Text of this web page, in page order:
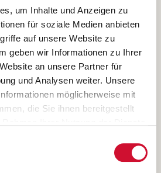
um Inhalte und Anzeigen zu
für soziale Medien anbieten
auf unsere Website zu
geben wir Informationen zu Ihrer
an unsere Partner für
und Analysen weiter. Unsere
möglicherweise mit
die Sie ihnen bereitgestellt
zulassen“ klicken, so stimmen
Cookies zu. Sie können
dass meine personenbezogenen Daten
der Durchführung der Kontaktanfrage
der Garitz Bewirtschaftungsbetriebe
Straße 2, 97688 Bad Kissingen
an die für das Stellenangebot
weitergegeben
kann ich jederzeit gegenüber dem
der
entnehmen.